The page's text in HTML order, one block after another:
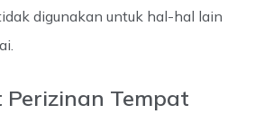
digunakan untuk hal-hal lain
Tempat